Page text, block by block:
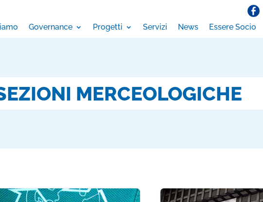
Governance Progetti Servizi News Essere Socio
MERCEOLOGICHE